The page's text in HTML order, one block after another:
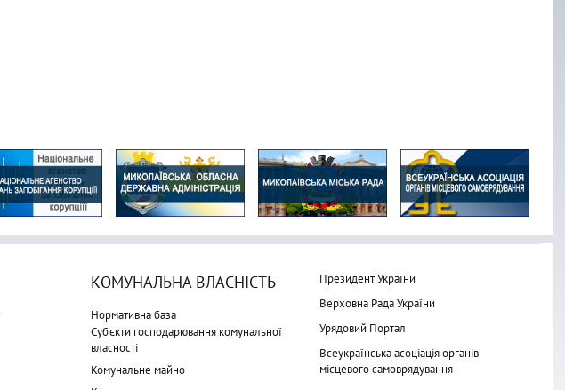
КОМУНАЛЬНА ВЛАСНІСТЬ
Нормативна база
Суб'єкти господарювання комунальної
власності
Комунальне майно
Президент України
Верховна Рада України
Урядовий Портал
Всеукраїнська асоціація органів
місцевого самоврядування